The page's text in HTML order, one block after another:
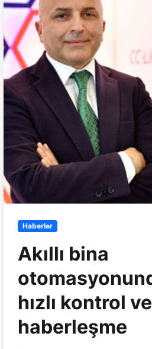
Haberler
Akıllı bina
hızlı kontrol ve
haberleşme